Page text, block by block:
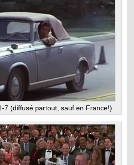
7 (diffusé partout, sauf en France!)